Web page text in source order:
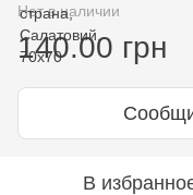
Нет в наличии
140.00 грн
В